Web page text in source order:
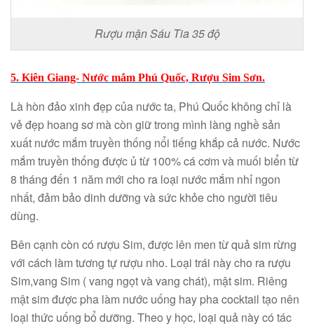
Rượu mận Sáu Tia 35 độ
5. Kiên Giang- Nước mắm Phú Quốc, Rượu Sim Sơn.
Là hòn đảo xinh đẹp của nước ta, Phú Quốc không chỉ là
vẻ đẹp hoang sơ mà còn giữ trong mình làng nghề sản
xuất nước mắm truyền thống nổi tiếng khắp cả nước. Nước
mắm truyền thống được ủ từ 100% cá cơm và muối biển từ
8 tháng đến 1 năm mới cho ra loại nước mắm nhỉ ngon
nhất, đảm bảo dinh dưỡng và sức khỏe cho người tiêu
dùng.
Bên cạnh còn có rượu Sim, được lên men từ quả sim rừng
với cách làm tương tự rượu nho. Loại trái này cho ra rượu
Sim,vang Sim ( vang ngọt và vang chát), mật sim. Riêng
mật sim được pha làm nước uống hay pha cocktail tạo nên
loại thức uống bổ dưỡng. Theo y học, loại quả này có tác